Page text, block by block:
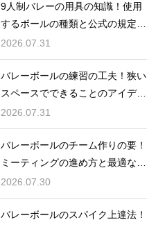
9人制バレーの用具の知識！使用
するボールの種類と公式の規定を
解説
2026.07.31
バレーボールの練習の工夫！狭い
スペースでできることのアイデア
大公開
2026.07.31
バレーボールのチーム作りの要！
ミーティングの進め方と最適な頻
度とは
2026.07.30
バレーボールのスパイク上達法！